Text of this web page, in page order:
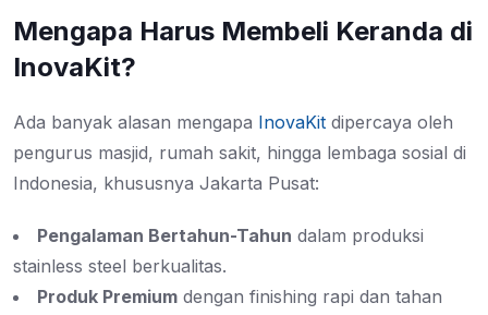
Mengapa Harus Membeli Keranda di
InovaKit?
Ada banyak alasan mengapa InovaKit dipercaya oleh
pengurus masjid, rumah sakit, hingga lembaga sosial di
Indonesia, khususnya Jakarta Pusat:
Pengalaman Bertahun-Tahun dalam produksi
stainless steel berkualitas.
Produk Premium dengan finishing rapi dan tahan